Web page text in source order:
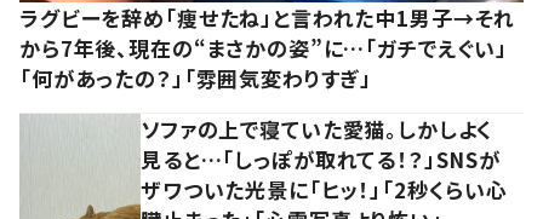
ラグビーを辞め「痩せたね」と言われた中1男子→それ
から7年後、現在の“まさかの姿”に…「ガチでえぐい」
「何があったの？」「雰囲気変わりすぎ」
ソファの上で寝ていた愛猫。しかしよく
見ると…「しっぽが取れてる！？」SNSが
ザワついた光景に「ヒッ！」「2秒くらい心